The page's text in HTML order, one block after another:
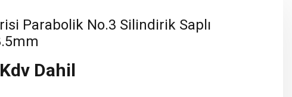
Parabolik No.3 Silindirik Saplı
Dahil